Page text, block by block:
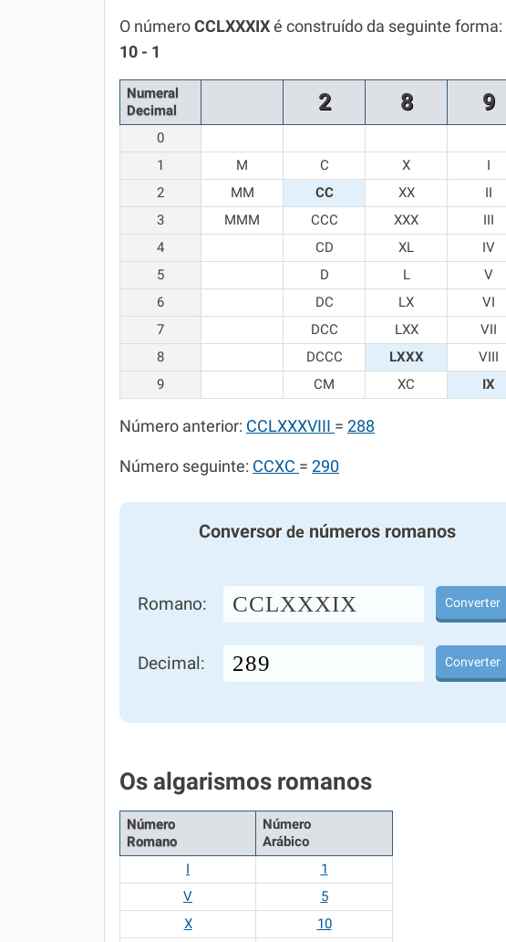
Química
Todos os Exercícios
O número CCLXXXIX é construído da seguinte forma:
10 - 1
Numeral
Decimal
2 8 9
0
1
M C X
I
2
MM CC XX
II
3
MMM CCC XXX
III
4
CD XL
IV
5
D L
V
6
DC LX
VI
7
DCC LXX
VII
8
DCCC LXXX
VIII
9
CM XC IX
Número anterior: CCLXXXVIII = 288
Número seguinte: CCXC = 290
Conversor denúmeros romanos
Romano: CCLXXXIX Converter
Decimal: Converter
Os algarismos romanos
Número
Romano
Número
Arábico
I
1
V
5
X
10